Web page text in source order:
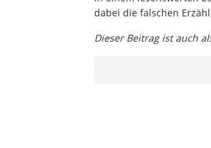
dabei die falschen
Dieser Beitrag ist auch